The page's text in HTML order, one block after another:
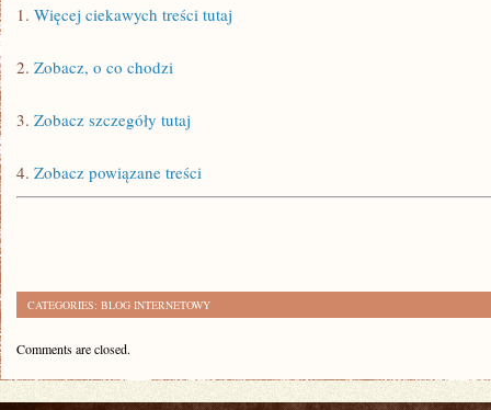
1. Więcej ciekawych treści tutaj
2. Zobacz, o co chodzi
3. Zobacz szczegóły tutaj
4. Zobacz powiązane treści
CATEGORIES: BLOG INTERNETOWY
Comments are closed.